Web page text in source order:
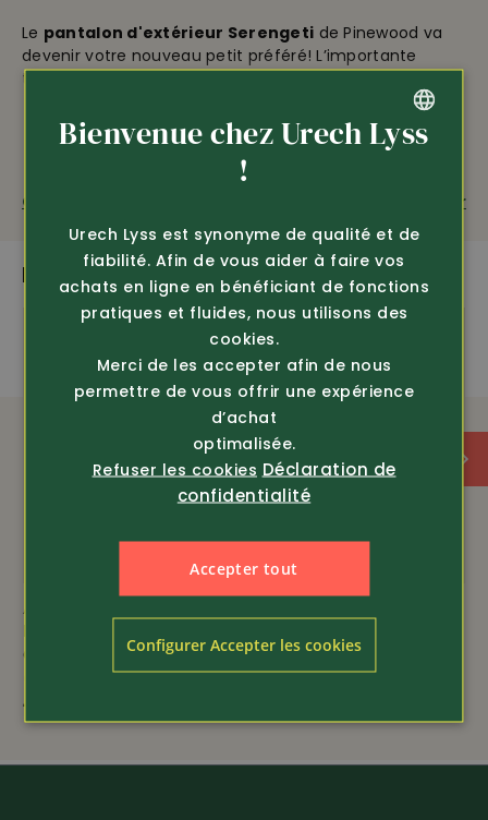
Le pantalon d'extérieur Serengeti de Pinewood va
devenir votre nouveau petit préféré! L’importante
teneur en coton et son élasticité le rendent
travailler, mais qui se porte aussi très bien avec une
chemise • très agréable grâce à sa ceinture élastique •
2 poches latérales • 2 poches de jambe • 2 poches de
poche • longueur d’entrejambe d’environ 80 cm • 97%
coton, 3% élasthanne. (tailles en ½ tour de taille),
Double taille: 50 = 50/52.
amfori stretch
ÉQUIPEMENT
coton et élasticité
particulièrement confortable
Questions sur le produit Recommander
PLUS DE PRODUITS PASSIONNANTS
Article 11539
Cape poncho Gustav
159.-
Sweatshirt d’entretien
facile
GERMAN
Bienvenue chez Urech Lyss
!
Urech Lyss est synonyme de qualité et de
fiabilité. Afin de vous aider à faire vos
achats en ligne en bénéficiant de fonctions
pratiques et fluides, nous utilisons des
cookies.
Merci de les accepter afin de nous
permettre de vous offrir une expérience
d’achat
optimalisée.
Refuser les cookies Déclaration de
confidentialité
Accepter tout
Configurer Accepter les cookies